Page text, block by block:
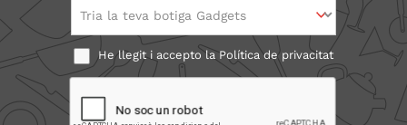
Tria la teva botiga Gadgets
He llegit i accepto laPolítica de privacitat